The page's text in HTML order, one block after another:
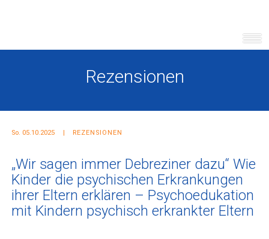
Rezensionen
So. 05.10.2025 REZENSIONEN
„Wir sagen immer Debreziner dazu“ Wie
Kinder die psychischen Erkrankungen
ihrer Eltern erklären – Psychoedukation
mit Kindern psychisch erkrankter Eltern